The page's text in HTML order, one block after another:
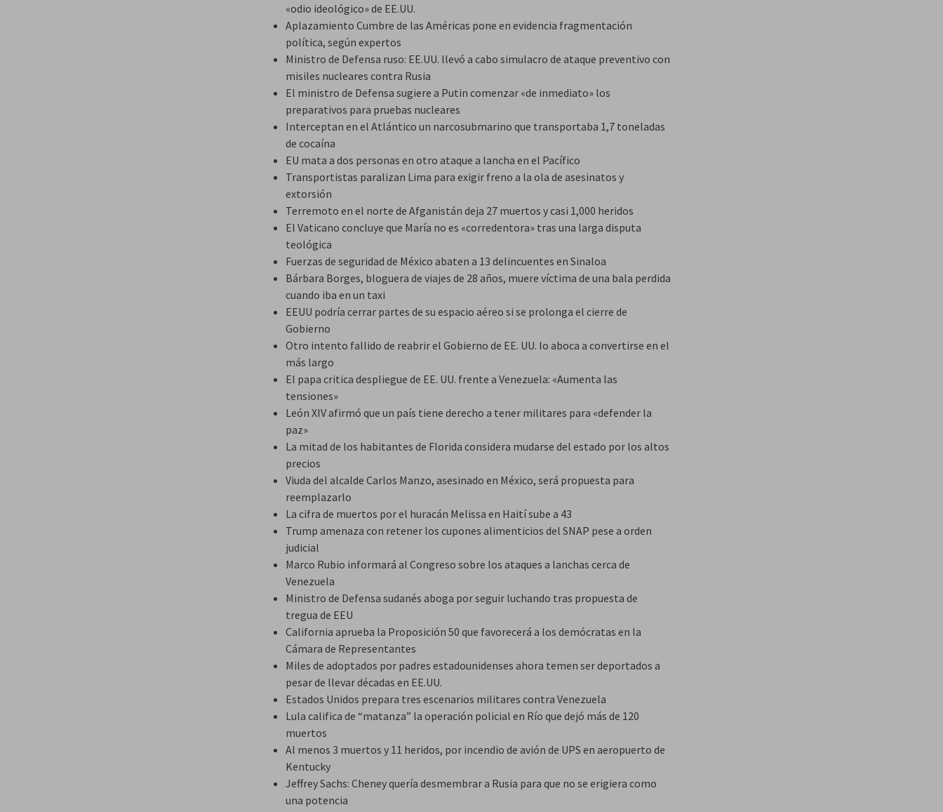
«odio ideológico» de EE.UU.
Aplazamiento Cumbre de las Américas pone en evidencia fragmentación
política, según expertos
Ministro de Defensa ruso: EE.UU. llevó a cabo simulacro de ataque preventivo con
misiles nucleares contra Rusia
El ministro de Defensa sugiere a Putin comenzar «de inmediato» los
preparativos para pruebas nucleares
Interceptan en el Atlántico un narcosubmarino que transportaba 1,7 toneladas
de cocaína
EU mata a dos personas en otro ataque a lancha en el Pacífico
Transportistas paralizan Lima para exigir freno a la ola de asesinatos y
extorsión
Terremoto en el norte de Afganistán deja 27 muertos y casi 1,000 heridos
El Vaticano concluye que María no es «corredentora» tras una larga disputa
teológica
Fuerzas de seguridad de México abaten a 13 delincuentes en Sinaloa
Bárbara Borges, bloguera de viajes de 28 años, muere víctima de una bala perdida
cuando iba en un taxi
EEUU podría cerrar partes de su espacio aéreo si se prolonga el cierre de
Gobierno
Otro intento fallido de reabrir el Gobierno de EE. UU. lo aboca a convertirse en el
más largo
El papa critica despliegue de EE. UU. frente a Venezuela: «Aumenta las
tensiones»
León XIV afirmó que un país tiene derecho a tener militares para «defender la
paz»
La mitad de los habitantes de Florida considera mudarse del estado por los altos
precios
Viuda del alcalde Carlos Manzo, asesinado en México, será propuesta para
reemplazarlo
La cifra de muertos por el huracán Melissa en Haití sube a 43
Trump amenaza con retener los cupones alimenticios del SNAP pese a orden
judicial
Marco Rubio informará al Congreso sobre los ataques a lanchas cerca de
Venezuela
Ministro de Defensa sudanés aboga por seguir luchando tras propuesta de
tregua de EEU
California aprueba la Proposición 50 que favorecerá a los demócratas en la
Cámara de Representantes
Miles de adoptados por padres estadounidenses ahora temen ser deportados a
pesar de llevar décadas en EE.UU.
Estados Unidos prepara tres escenarios militares contra Venezuela
Lula califica de “matanza” la operación policial en Río que dejó más de 120
muertos
Al menos 3 muertos y 11 heridos, por incendio de avión de UPS en aeropuerto de
Kentucky
Jeffrey Sachs: Cheney quería desmembrar a Rusia para que no se erigiera como
una potencia